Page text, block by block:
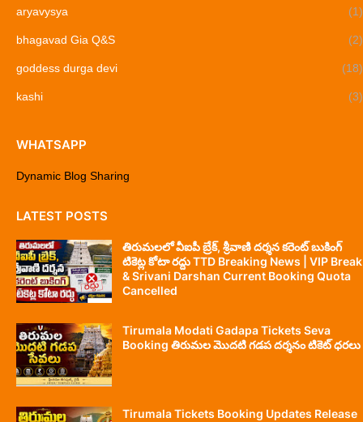
aryavysya (1)
bhagavad Gia Q&S (2)
goddess durga devi (18)
kashi (3)
WHATSAPP
Dynamic Blog Sharing
LATEST POSTS
తిరుమలలో వీఐపీ బ్రేక్, శ్రీవాణి దర్శన కరెంట్ బుకింగ్
టికెట్ల కోటా రద్దు TTD Breaking News | VIP Break
& Srivani Darshan Current Booking Quota
Cancelled
Tirumala Modati Gadapa Tickets Seva
Booking తిరుమల మొదటి గడప దర్శనం టికెట్ ధరలు
Tirumala Tickets Booking Updates Release